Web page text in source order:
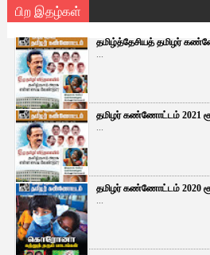
பிற இதழ்கள்
தமிழ்த்தேசியத் தமிழர்
...
தமிழர் கண்ணோட்டம் 2021
...
தமிழர் கண்ணோட்டம் 2020
...